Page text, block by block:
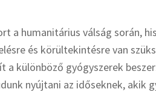
a humanitárius válság során,
és körültekintésre van
különböző gyógyszerek
nyújtani az időseknek, akik